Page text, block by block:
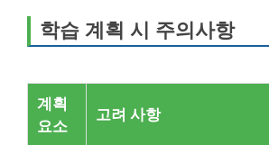
학습 계획 시 주의사항
계획
요소
고려 사항